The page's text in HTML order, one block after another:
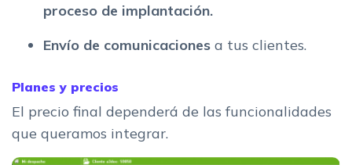
proceso de implantación.
Envío de comunicaciones a tus clientes.
Planes y precios
El precio final dependerá de las funcionalidades
que queramos integrar.